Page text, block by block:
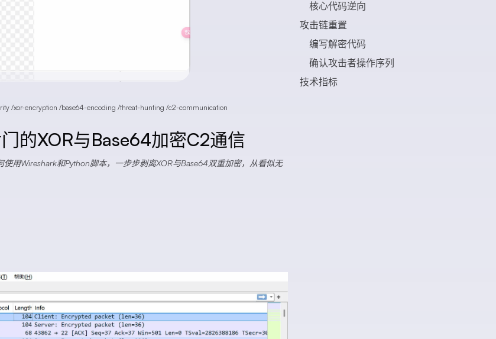
核心代码逆向
攻击链重置
编写解密代码
确认攻击者操作序列
技术指标
/xor-encryption /base64-encoding /threat-hunting /c2-communication
的XOR与Base64加密C2通信
用Wireshark和Python脚本，一步步剥离XOR与Base64双重加密，从看似无